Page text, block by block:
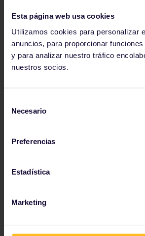
Esta página web usa cookies
Utilizamos cookies para personalizar
anuncios, para proporcionar
y para analizar nuestro tráfico
nuestros socios.
Necesario
Preferencias
Estadística
Marketing
Precios desde 156 €
Ver pases de Francia
Descubre a dónde te
¿Necesitas un poco de inspiración